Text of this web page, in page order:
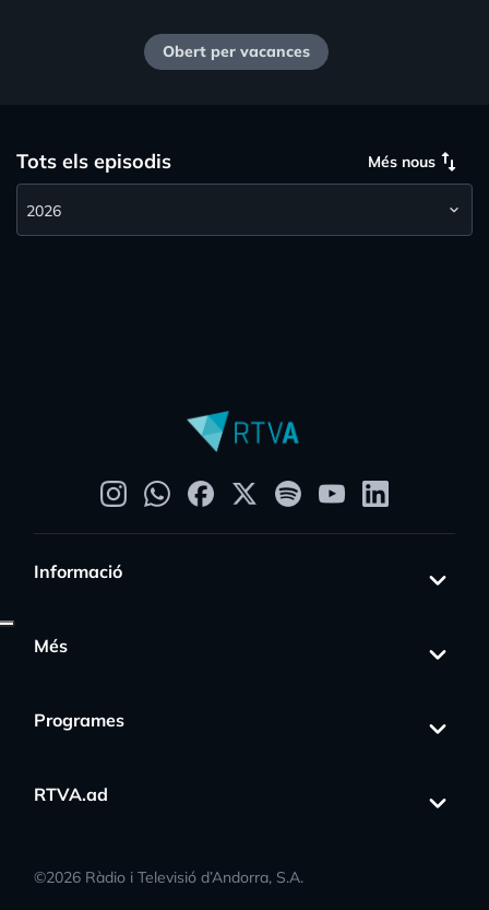
Obert per vacances
Tots els episodis Més nous swap_vert
Informació
Més
Programes
RTVA.ad
©2026 Ràdio i Televisió d’Andorra, S.A.